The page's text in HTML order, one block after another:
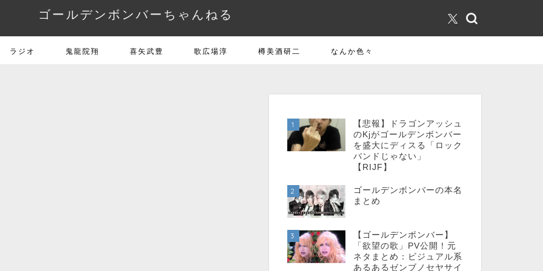
ゴールデンボンバーちゃんねる
ラジオ 鬼龍院翔 喜矢武豊 歌広場淳 樽美酒研二 なんか色々
1
【悲報】ドラゴンアッシュ
のKjがゴールデンボンバー
を盛大にディスる「ロック
バンドじゃない」
【RIJF】
2
ゴールデンボンバーの本名
まとめ
3
【ゴールデンボンバー】
「欲望の歌」PV公開！元
ネタまとめ：ビジュアル系
あるあるゼンブノセヤサイ